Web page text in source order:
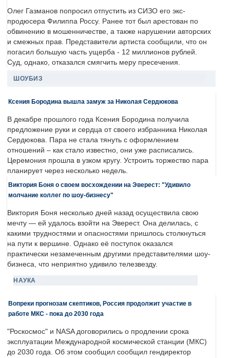
Олег Газманов попросил отпустить из СИЗО его экс-
продюсера Филиппа Россу. Ранее тот был арестован по
обвинению в мошенничестве, а также нарушении авторских
и смежных прав. Представители артиста сообщили, что он
погасил большую часть ущерба - 12 миллионов рублей.
Суд, однако, отказался смягчить меру пресечения.
ШОУБИЗ
Ксения Бородина вышла замуж за Николая Сердюкова
В декабре прошлого года Ксения Бородина получила
предложение руки и сердца от своего избранника Николая
Сердюкова. Пара не стала тянуть с оформлением
отношений – как стало известно, они уже расписались.
Церемония прошла в узком кругу. Устроить торжество пара
планирует через несколько недель.
Виктория Боня о своем восхождении на Эверест: "Удивило
молчание коллег по шоу-бизнесу"
Виктория Боня несколько дней назад осуществила свою
мечту — ей удалось взойти на Эверест. Она делилась, с
какими трудностями и опасностями пришлось столкнуться
на пути к вершине. Однако её поступок оказался
практически незамеченным другими представителями шоу-
бизнеса, что неприятно удивило телезвезду.
НАУКА
Вопреки прогнозам скептиков, Россия продолжит участие в
работе МКС - пока до 2030 года
"Роскосмос" и NASA договорились о продлении срока
эксплуатации Международной космической станции (МКС)
до 2030 года. Об этом сообщил сообщил гендиректор